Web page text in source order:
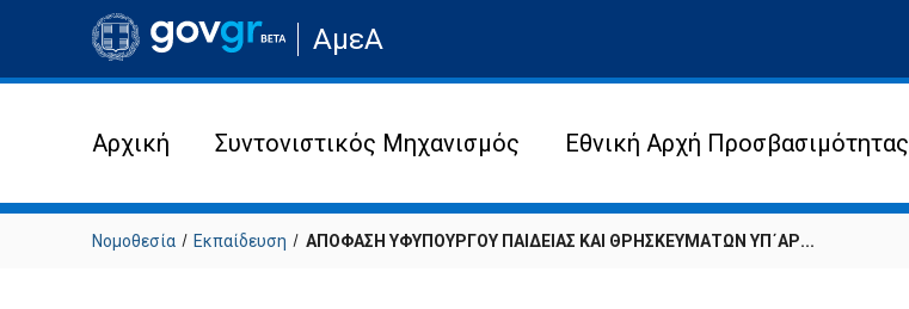
Μετάβαση
στην
σελίδα
ιστότοπου
ΑμεΑ
Αρχική Συντονιστικός Μηχανισμός Εθνική Αρχή Προσβασιμότητας
Νομοθεσία Εκπαίδευση ΑΠΟΦΑΣΗ ΥΦΥΠΟΥΡΓΟΥ ΠΑΙΔΕΙΑΣ ΚΑΙ ΘΡΗΣΚΕΥΜΑΤΩΝ ΥΠ΄ΑΡ...